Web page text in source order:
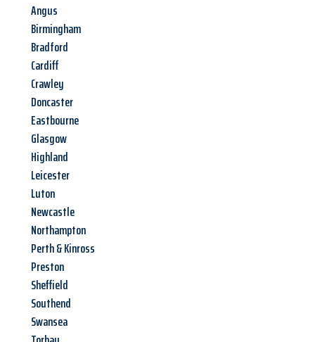
Angus
Birmingham
Bradford
Cardiff
Crawley
Doncaster
Eastbourne
Glasgow
Highland
Leicester
Luton
Newcastle
Northampton
Perth & Kinross
Preston
Sheffield
Southend
Swansea